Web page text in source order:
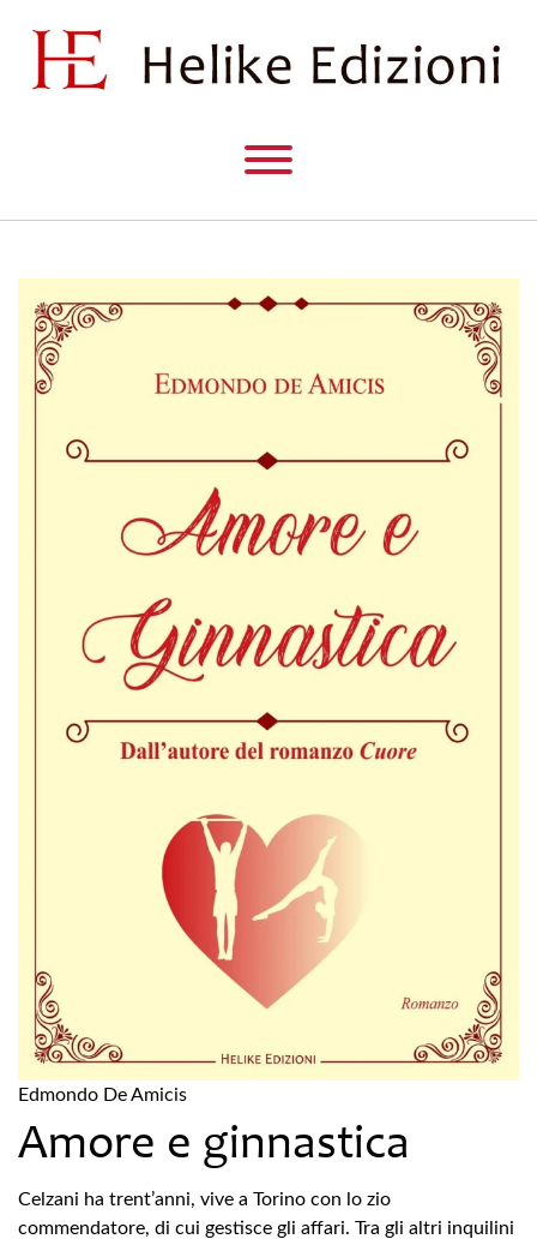
Edmondo De Amicis
Amore e ginnastica
Celzani ha trent’anni, vive a Torino con lo zio
commendatore, di cui gestisce gli affari. Tra gli altri inquilini